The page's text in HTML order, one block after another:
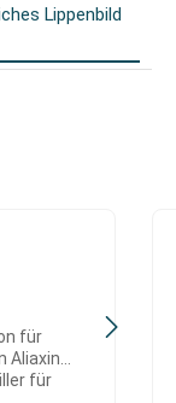
Lippenbild
für